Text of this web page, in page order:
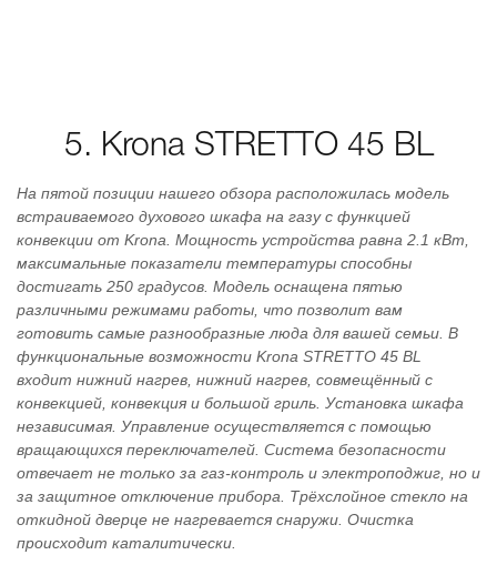
5. Krona STRETTO 45 BL
На пятой позиции нашего обзора расположилась модель
встраиваемого духового шкафа на газу с функцией
конвекции от Krona. Мощность устройства равна 2.1 кВт,
максимальные показатели температуры способны
достигать 250 градусов. Модель оснащена пятью
различными режимами работы, что позволит вам
готовить самые разнообразные люда для вашей семьи. В
функциональные возможности Krona STRETTO 45 BL
входит нижний нагрев, нижний нагрев, совмещённый с
конвекцией, конвекция и большой гриль. Установка шкафа
независимая. Управление осуществляется с помощью
вращающихся переключателей. Система безопасности
отвечает не только за газ-контроль и электроподжиг, но и
за защитное отключение прибора. Трёхслойное стекло на
откидной дверце не нагревается снаружи. Очистка
происходит каталитически.